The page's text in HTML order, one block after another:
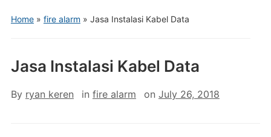
Home» fire alarm » Jasa Instalasi Kabel Data
Jasa Instalasi Kabel Data
By ryan keren in fire alarm on July 26, 2018